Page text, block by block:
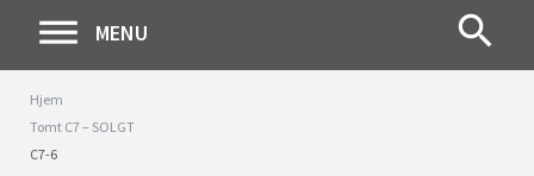
MENU search
Hjem
Tomt C7 – SOLGT
C7-6